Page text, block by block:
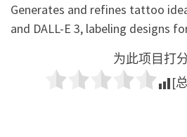
Generates and refines tattoo
and DALL-E 3, labeling designs
为此项目打
[